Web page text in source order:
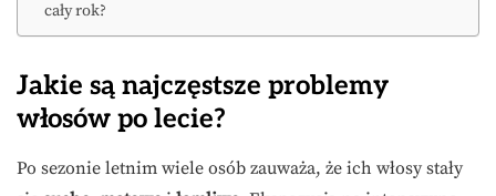
cały rok?
Jakie są najczęstsze problemy
włosów po lecie?
Po sezonie letnim wiele osób zauważa, że ich włosy stały